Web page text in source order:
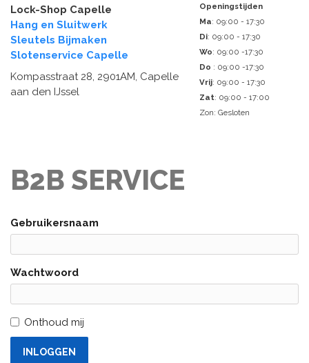
Lock-Shop Capelle
Hang en Sluitwerk
Sleutels Bijmaken
Slotenservice Capelle
Kompasstraat 28, 2901AM, Capelle
aan den IJssel
Openingstijden
Ma: 09:00 - 17:30
Di: 09:00 - 17:30
Wo: 09:00 -17:30
Do : 09:00 -17:30
Vrij: 09:00 - 17:30
Zat: 09:00 - 17:00
Zon: Gesloten
B2B SERVICE
Gebruikersnaam
Wachtwoord
Onthoud mij
INLOGGEN